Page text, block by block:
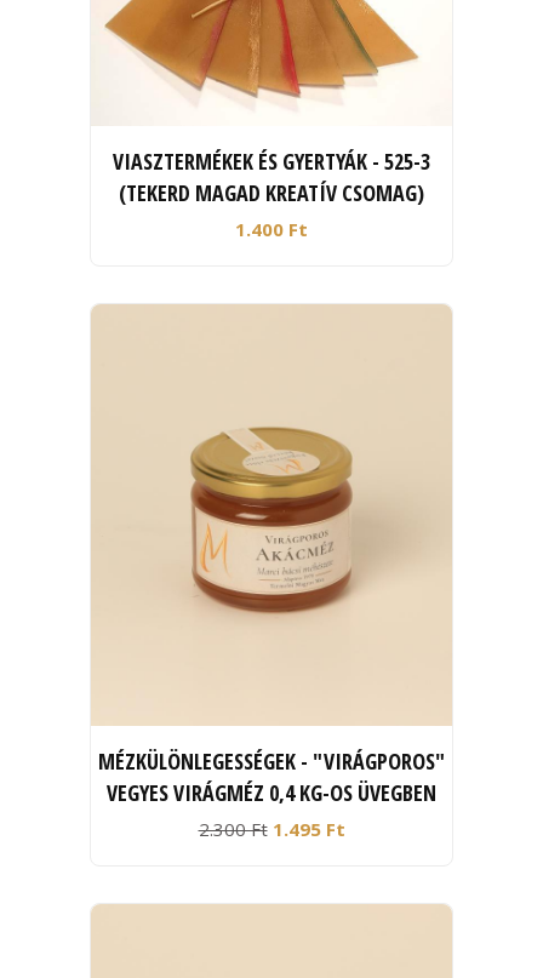
VIASZTERMÉKEK ÉS GYERTYÁK - 525-3
(TEKERD MAGAD KREATÍV CSOMAG)
1.400 Ft
MÉZKÜLÖNLEGESSÉGEK - "VIRÁGPOROS"
VEGYES VIRÁGMÉZ 0,4 KG-OS ÜVEGBEN
2.300 Ft 1.495 Ft